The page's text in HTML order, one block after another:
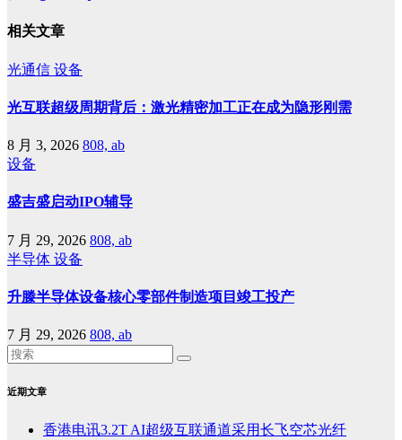
相关文章
光通信 设备
光互联超级周期背后：激光精密加工正在成为隐形刚需
8 月 3, 2026 808, ab
设备
盛吉盛启动IPO辅导
7 月 29, 2026 808, ab
半导体 设备
升滕半导体设备核心零部件制造项目竣工投产
7 月 29, 2026 808, ab
近期文章
香港电讯3.2T AI超级互联通道采用长飞空芯光纤